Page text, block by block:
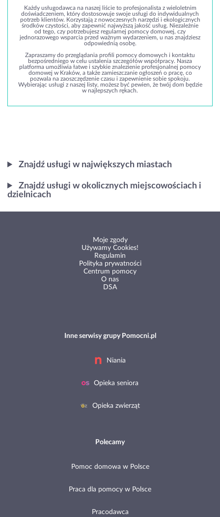
Każdy usługodawca na naszej liście to profesjonalista z wieloletnim
doświadczeniem, który dostosowuje swoje usługi do indywidualnych
potrzeb klientów. Korzystają z nowoczesnych narzędzi i ekologicznych
środków czystości, aby zapewnić najwyższą jakość usług. Niezależnie
od tego, czy potrzebujesz regularnej pomocy domowej, czy
jednorazowego wsparcia przed ważnym wydarzeniem, u nas znajdziesz
odpowiednią osobę.
Zapraszamy do przeglądania profili pomocy domowych i kontaktu
bezpośredniego w celu ustalenia szczegółów współpracy. Nasza
platforma umożliwia łatwe i szybkie znalezienie profesjonalnej pomocy
domowej w Kraków, a także zamieszczanie ogłoszeń o pracę, co
pozwala na zaoszczędzenie czasu i zapewnienie sobie spokoju.
Wybierając usługi z naszej listy, możesz być pewien, że twój dom będzie
w najlepszych rękach.
Znajdź usługi w największych miastach
Znajdź usługi w okolicznych miejscowościach i
dzielnicach
Moje zgody
Używamy Cookies!
Regulamin
Polityka prywatności
Centrum pomocy
O nas
DSA
Inne serwisy grupy Pomocni.pl
Niania
Opieka seniora
Opieka zwierząt
Polecamy
Pomoc domowa w Polsce
Praca dla pomocy w Polsce
Pracodawca